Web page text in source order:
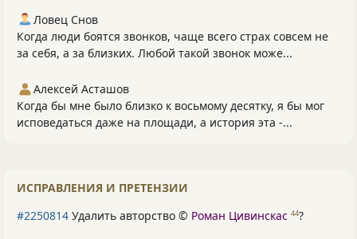
Ловец Снов
Когда люди боятся звонков, чаще всего страх совсем не
за себя, а за близких. Любой такой звонок може...
Алексей Асташов
Когда бы мне было близко к восьмому десятку, я бы мог
исповедаться даже на площади, а история эта -...
ИСПРАВЛЕНИЯ И ПРЕТЕНЗИИ
#2250814 Удалить авторство © Роман Цивинскас 44?